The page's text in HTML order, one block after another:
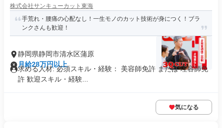
株式会社サンキューカット東海
手荒れ・腰痛の心配なし！一生モノのカット技術が身につく！ブラ
ンクさんも歓迎！
静岡県静岡市清水区蒲原
月給28万円以上
求める人材: 必須スキル・経験： 美容師免許 または 理容師免
許 歓迎スキル・経験...
気になる